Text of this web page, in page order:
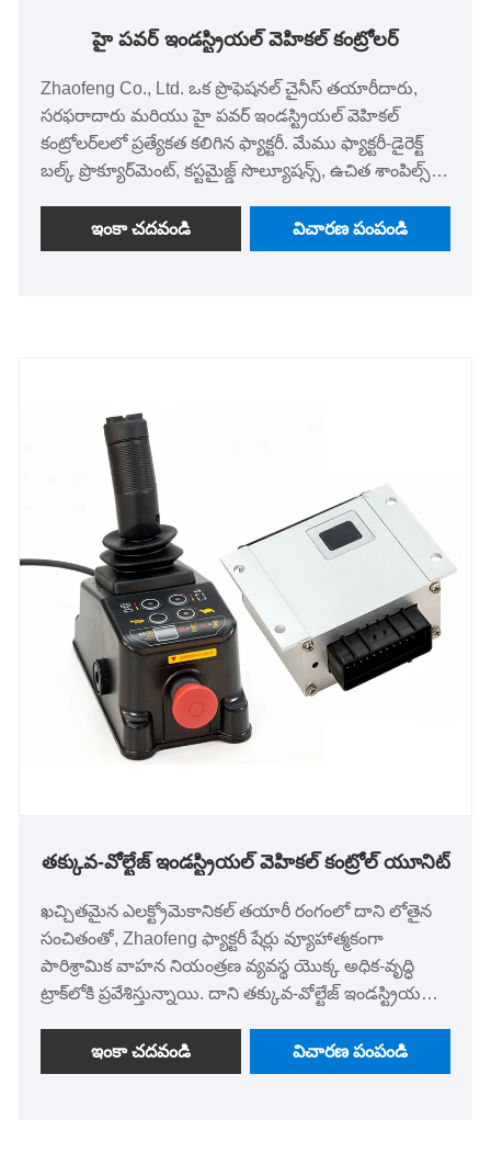
హై పవర్ ఇండస్ట్రియల్ వెహికల్ కంట్రోలర్
Zhaofeng Co., Ltd. ఒక ప్రొఫెషనల్ చైనీస్ తయారీదారు,
సరఫరాదారు మరియు హై పవర్ ఇండస్ట్రియల్ వెహికల్
కంట్రోలర్‌లలో ప్రత్యేకత కలిగిన ఫ్యాక్టరీ. మేము ఫ్యాక్టరీ-డైరెక్ట్
బల్క్ ప్రొక్యూర్‌మెంట్, కస్టమైజ్డ్ సొల్యూషన్స్, ఉచిత శాంపిల్స్
డస్ట్‌ప్రూఫ్ మరియు వాటర్‌ప్రూఫ్ డిజైన్, ఫాస్ట్ ఛార్జింగ్ మరియు
తేలికపాటి ప్రయోజనాలను కలిగి ఉంటాయి మరియు ఎలక్ట్రిక్
వ్యవస్థలకు మేము మీ విశ్వసనీయ భాగస్వామి.
ఇంకా చదవండి విచారణ పంపండి
తక్కువ-వోల్టేజ్ ఇండస్ట్రియల్ వెహికల్ కంట్రోల్ యూనిట్
ఖచ్చితమైన ఎలక్ట్రోమెకానికల్ తయారీ రంగంలో దాని లోతైన
సంచితంతో, Zhaofeng ఫ్యాక్టరీ షేర్లు వ్యూహాత్మకంగా
పారిశ్రామిక వాహన నియంత్రణ వ్యవస్థ యొక్క అధిక-వృద్ధి
ట్రాక్‌లోకి ప్రవేశిస్తున్నాయి. దాని తక్కువ-వోల్టేజ్ ఇండస్ట్రియల్
పరివర్తనలో కీలకమైన లింక్ మరియు ప్రధాన "కాంపోనెంట్"
సప్లయర్ నుండి "సిస్టమ్" ప్రొవైడర్‌గా అప్‌గ్రేడ్ అవుతుంది, ఇది
ఇంకా చదవండి విచారణ పంపండి